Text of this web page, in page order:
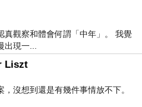
真觀察和體會何謂「中年」。 我覺
現一...
Liszt
沒想到還是有幾件事情放不下。